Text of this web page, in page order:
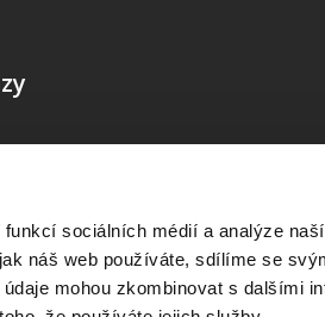
sociálních médií a analýze
náš web používáte, sdílíme se
mohou zkombinovat s dalšími
dotazy
obchodní podmínky
zpracování osobních údajů
přístupnosti